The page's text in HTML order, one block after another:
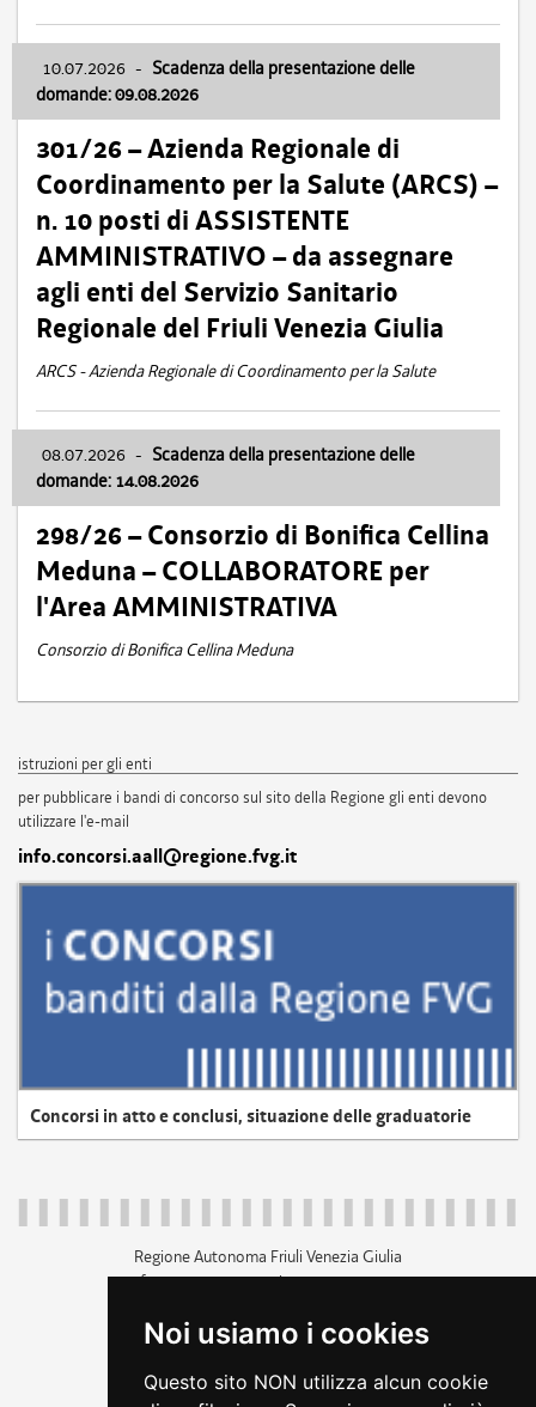
Noi usiamo i cookies
Questo sito NON utilizza alcun cookie
10.07.2026 - Scadenza della presentazione delle
domande: 09.08.2026
301/26 – Azienda Regionale di
Coordinamento per la Salute (ARCS) –
n. 10 posti di ASSISTENTE
AMMINISTRATIVO – da assegnare
agli enti del Servizio Sanitario
Regionale del Friuli Venezia Giulia
ARCS - Azienda Regionale di Coordinamento per la Salute
08.07.2026 - Scadenza della presentazione delle
domande: 14.08.2026
298/26 – Consorzio di Bonifica Cellina
Meduna – COLLABORATORE per
l'Area AMMINISTRATIVA
Consorzio di Bonifica Cellina Meduna
istruzioni per gli enti
per pubblicare i bandi di concorso sul sito della Regione gli enti devono
utilizzare l'e-mail
info.concorsi.aall@regione.fvg.it
Concorsi in atto e conclusi, situazione delle graduatorie
Regione Autonoma Friuli Venezia Giulia
c.f. 80014930327; p.iva 00526040324
+39 040 3771111